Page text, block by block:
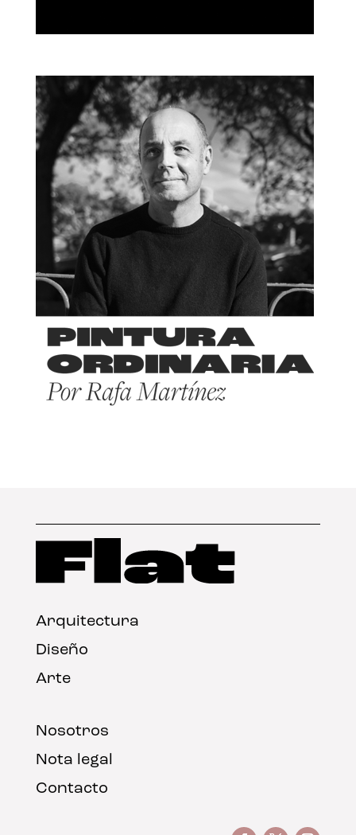
Arquitectura
Diseño
Arte
Nosotros
Nota legal
Contacto